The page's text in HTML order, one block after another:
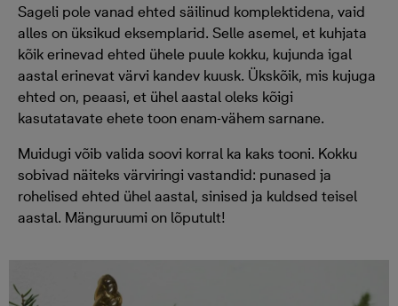
Sageli pole vanad ehted säilinud komplektidena, vaid
alles on üksikud eksemplarid. Selle asemel, et kuhjata
kõik erinevad ehted ühele puule kokku, kujunda igal
aastal erinevat värvi kandev kuusk. Ükskõik, mis kujuga
ehted on, peaasi, et ühel aastal oleks kõigi
kasutatavate ehete toon enam-vähem sarnane.
Muidugi võib valida soovi korral ka kaks tooni. Kokku
sobivad näiteks värviringi vastandid: punased ja
rohelised ehted ühel aastal, sinised ja kuldsed teisel
aastal. Mänguruumi on lõputult!